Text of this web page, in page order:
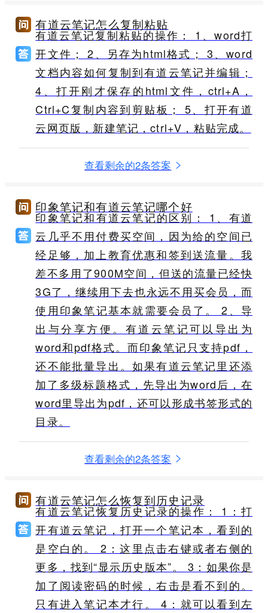
有道云笔记怎么复制粘贴
有道云笔记复制粘贴的操作： 1、word打
开文件； 2、另存为html格式； 3、word
文档内容如何复制到有道云笔记并编辑；
4、打开刚才保存的html文件，ctrl+A，
Ctrl+C复制内容到剪贴板； 5、打开有道
云网页版，新建笔记，ctrl+V，粘贴完成。
查看剩余的2条答案
印象笔记和有道云笔记哪个好
印象笔记和有道云笔记的区别： 1、有道
云几乎不用付费买空间，因为给的空间已
经足够，加上教育优惠和签到送流量。我
差不多用了900M空间，但送的流量已经快
3G了，继续用下去也永远不用买会员，而
使用印象笔记基本就需要会员了。 2、导
出与分享方便。有道云笔记可以导出为
word和pdf格式。而印象笔记只支持pdf，
还不能批量导出。如果有道云笔记里还添
加了多级标题格式，先导出为word后，在
word里导出为pdf，还可以形成书签形式的
目录。
查看剩余的2条答案
有道云笔记怎么恢复到历史记录
有道云笔记恢复历史记录的操作： 1：打
开有道云笔记，打开一个笔记本，看到的
是空白的。 2：这里点击右键或者右侧的
更多，找到“显示历史版本”。 3：如果你是
加了阅读密码的时候，右击是看不到的。
只有进入笔记本才行。 4：就可以看到左